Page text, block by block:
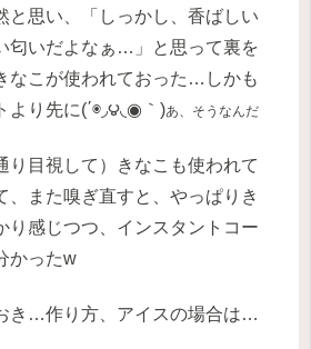
思い、「しっかし、香ばしい
匂いだよなぁ…」と思って裏を
なこが使われておった…しかも
より先に(΄◉◞౪◟◉｀)あ、そうなんだ
り目視して）きなこも使われて
また嗅ぎ直すと、やっぱりき
り感じつつ、インスタントコー
かったw
き…作り方、アイスの場合は…